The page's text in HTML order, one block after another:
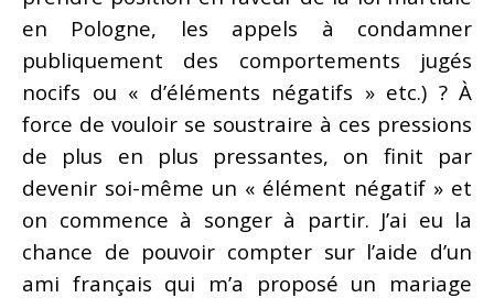
en Pologne, les appels à condamner
publiquement des comportements jugés
nocifs ou « d’éléments négatifs » etc.) ? À
force de vouloir se soustraire à ces pressions
de plus en plus pressantes, on finit par
devenir soi-même un « élément négatif » et
on commence à songer à partir. J’ai eu la
chance de pouvoir compter sur l’aide d’un
ami français qui m’a proposé un mariage